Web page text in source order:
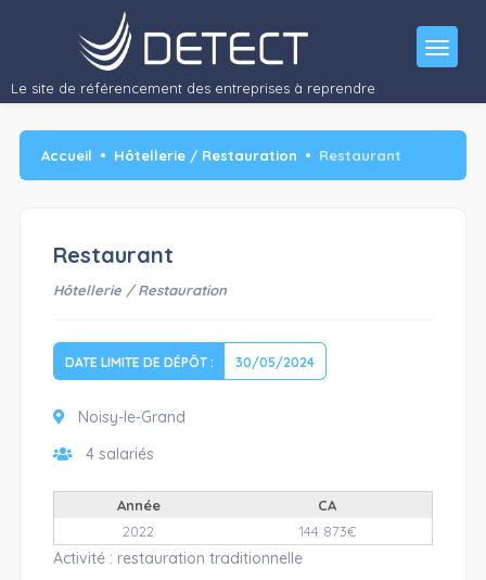
Le site de référencement des entreprises à reprendre
Accueil Hôtellerie / Restauration Restaurant
Restaurant
Hôtellerie / Restauration
DATE LIMITE DE DÉPÔT : 30/05/2024
Noisy-le-Grand
4 salariés
Année
CA
2022
144 873€
Activité : restauration traditionnelle